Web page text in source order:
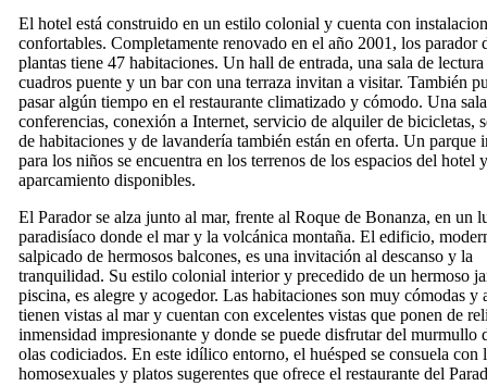
El hotel está construido en un estilo colonial y cuenta con
confortables. Completamente renovado en el año 2001, los parador
plantas tiene 47 habitaciones. Un hall de entrada, una sala de
cuadros puente y un bar con una terraza invitan a visitar. También
pasar algún tiempo en el restaurante climatizado y cómodo. Una
conferencias, conexión a Internet, servicio de alquiler de bicicletas,
de habitaciones y de lavandería también están en oferta. Un parque
para los niños se encuentra en los terrenos de los espacios del hotel y
aparcamiento disponibles.
El Paradorse alza junto al mar, frente al Roque de Bonanza, en un
paradisíaco donde el mar y la volcánica montaña. El edificio,
salpicado de hermosos balcones, es una invitación al descanso y la
tranquilidad. Su estilo colonial interior y precedido de un hermoso
piscina, es alegre y acogedor. Las habitaciones son muy cómodas y
tienen vistas al mar y cuentan con excelentes vistas que ponen de
inmensidad impresionante y donde se puede disfrutar del murmullo
olas codiciados. En este idílico entorno, el huésped se consuela con
homosexuales y platos sugerentes que ofrece el restaurante del